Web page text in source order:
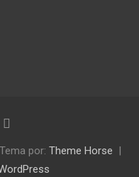
Tema por: Theme Horse